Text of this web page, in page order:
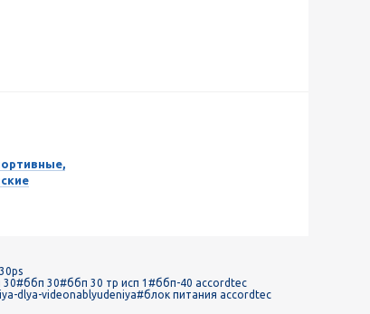
30#ббп 30#ббп 30 тр исп 1 #ббп-40 accordtec
dlya-videonablyudeniya#блок питания accordtec